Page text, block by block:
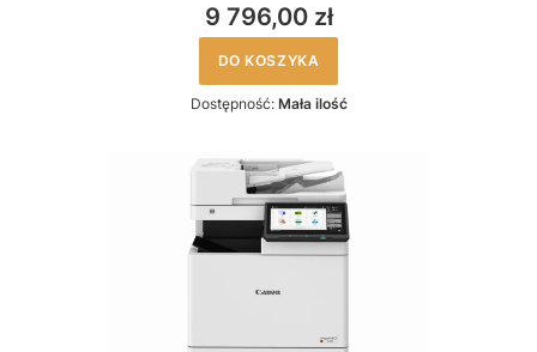
9 796,00 zł
DO KOSZYKA
Dostępność: Mała ilość